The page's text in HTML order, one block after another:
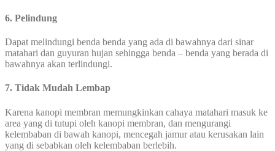
6. Pelindung
Dapat melindungi benda benda yang ada di bawahnya dari sinar
matahari dan guyuran hujan sehingga benda – benda yang berada di
bawahnya akan terlindungi.
7. Tidak Mudah Lembap
Karena kanopi membran memungkinkan cahaya matahari masuk ke
area yang di tutupi oleh kanopi membran, dan mengurangi
kelembaban di bawah kanopi, mencegah jamur atau kerusakan lain
yang di sebabkan oleh kelembaban berlebih.